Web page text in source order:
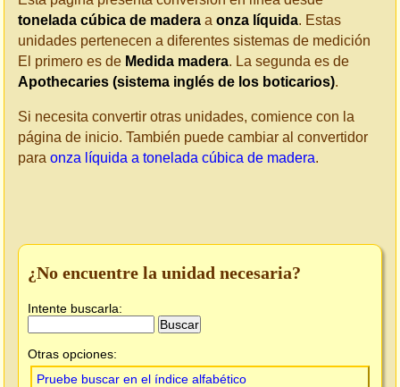
tonelada cúbica de madera a onza líquida. Estas
unidades pertenecen a diferentes sistemas de medición
El primero es de Medida madera. La segunda es de
Apothecaries (sistema inglés de los boticarios).
Si necesita convertir otras unidades, comience con la
página de inicio. También puede cambiar al convertidor
para onza líquida a tonelada cúbica de madera.
¿No encuentre la unidad necesaria?
Intente buscarla:
Otras opciones:
Pruebe buscar en el índice alfabético